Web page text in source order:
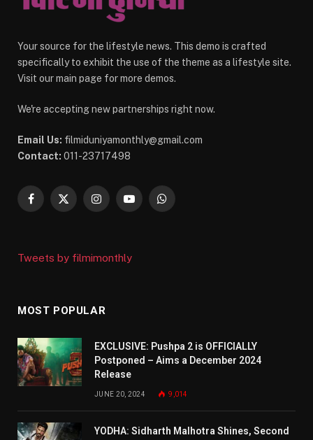
Your source for the lifestyle news. This demo is crafted
specifically to exhibit the use of the theme as a lifestyle site.
Visit our main page for more demos.
We're accepting new partnerships right now.
Email Us: filmiduniyamonthly@gmail.com
Contact: 011-23717498
Facebook
X
InstagramYouTubeWhatsApp
Tweets by filmimonthly
MOST POPULAR
EXCLUSIVE: Pushpa 2 is OFFICIALLY
Postponed – Aims a December 2024
Release
JUNE 20, 2024 9,014
YODHA: Sidharth Malhotra Shines, Second